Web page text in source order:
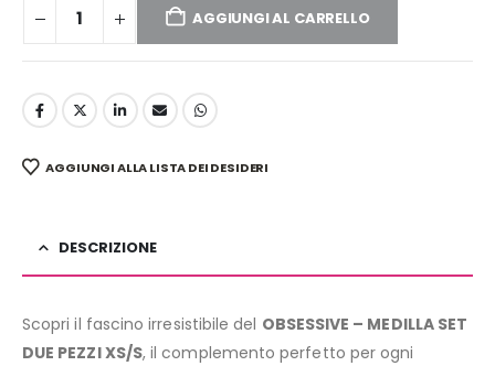
AGGIUNGI AL CARRELLO
AGGIUNGI ALLA LISTA DEI DESIDERI
DESCRIZIONE
Scopri il fascino irresistibile del OBSESSIVE – MEDILLA SET
DUE PEZZI XS/S, il complemento perfetto per ogni